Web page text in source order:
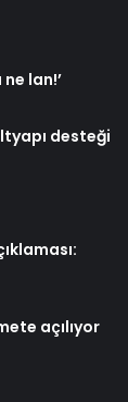
lan!’
desteği
açılıyor